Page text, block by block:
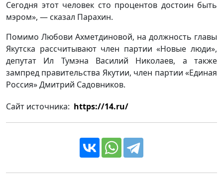
Сегодня этот человек сто процентов достоин быть
мэром», — сказал Парахин.
Помимо Любови Ахметдиновой, на должность главы
Якутска рассчитывают член партии «Новые люди»,
депутат Ил Тумэна Василий Николаев, а также
зампред правительства Якутии, член партии «Единая
Россия» Дмитрий Садовников.
Сайт источника: https://14.ru/